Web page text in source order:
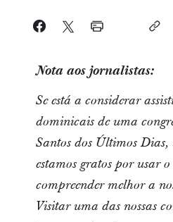
Nota aos jornalistas:
Se está a considerar
dominicais de uma
Santos dos Últimos
estamos gratos por usar
compreender melhor a
Visitar uma das nossas